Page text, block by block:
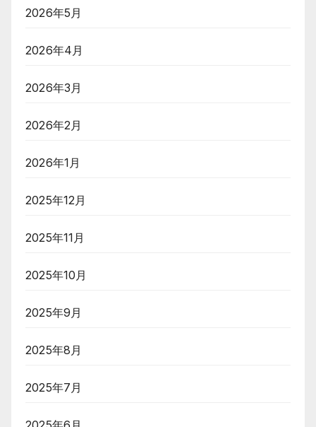
2026年5月
2026年4月
2026年3月
2026年2月
2026年1月
2025年12月
2025年11月
2025年10月
2025年9月
2025年8月
2025年7月